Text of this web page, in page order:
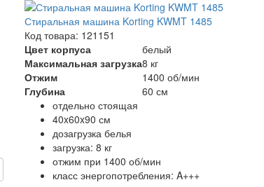
Стиральная машина Korting KWMT 1485
Код товара: 121151
Цвет корпуса
белый
Максимальная загрузка8 кг
Отжим
1400 об/мин
Глубина
60 см
отдельно стоящая
40x60x90 см
дозагрузка белья
загрузка: 8 кг
отжим при 1400 об/мин
класс энергопотребления: A+++